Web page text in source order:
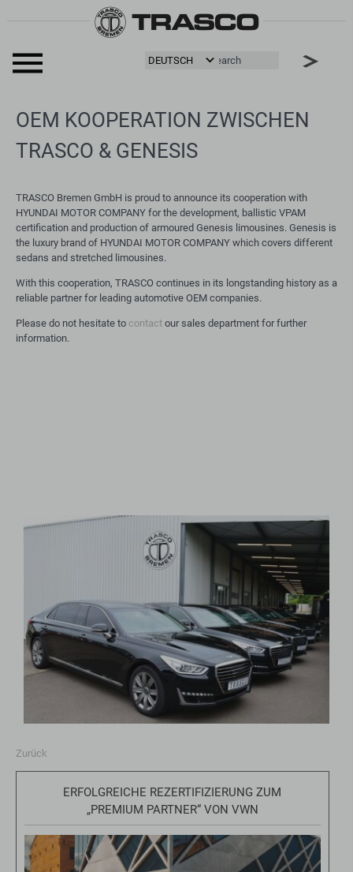
OEM KOOPERATION ZWISCHEN
TRASCO & GENESIS
TRASCO Bremen GmbH is proud to announce its cooperation with
HYUNDAI MOTOR COMPANY for the development, ballistic VPAM
certification and production of armoured Genesis limousines. Genesis is
the luxury brand of HYUNDAI MOTOR COMPANY which covers different
sedans and stretched limousines.
With this cooperation, TRASCO continues in its longstanding history as a
reliable partner for leading automotive OEM companies.
Please do not hesitate to contact our sales department for further
information.
Zurück
ERFOLGREICHE REZERTIFIZIERUNG ZUM
„PREMIUM PARTNER“ VON VWN